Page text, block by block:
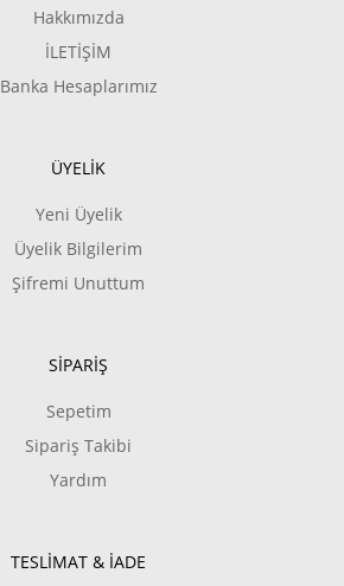
Hakkımızda
İLETİŞİM
Banka Hesaplarımız
ÜYELİK
Yeni Üyelik
Üyelik Bilgilerim
Şifremi Unuttum
SİPARİŞ
Sepetim
Sipariş Takibi
Yardım
TESLİMAT & İADE